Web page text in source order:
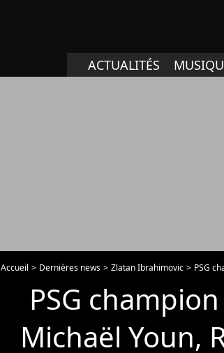
ACTUALITÉS
Accueil Dernières news Zlatan Ibrahimovic PSG
PSG
Michaël Youn,